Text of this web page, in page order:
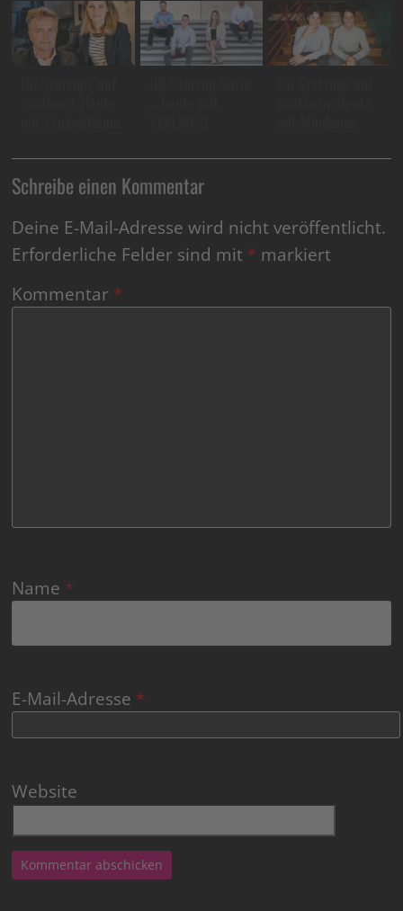
Schreibe einen Kommentar
Deine E-Mail-Adresse wird nicht veröffentlicht.
Erforderliche Felder sind mit * markiert
Kommentar *
Name *
E-Mail-Adresse *
Website